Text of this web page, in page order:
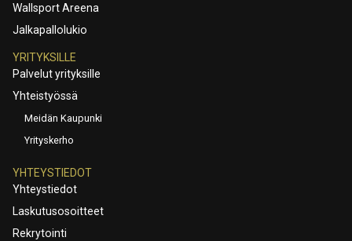
Wallsport Areena
Jalkapallolukio
YRITYKSILLE
Palvelut yrityksille
Yhteistyössä
Meidän Kaupunki
Yrityskerho
YHTEYSTIEDOT
Yhteystiedot
Laskutusosoitteet
Rekrytointi